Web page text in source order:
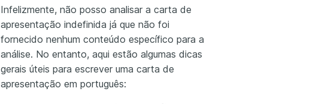
Infelizmente, não posso analisar a carta de
apresentação indefinida já que não foi
fornecido nenhum conteúdo específico para a
análise. No entanto, aqui estão algumas dicas
gerais úteis para escrever uma carta de
apresentação em português: